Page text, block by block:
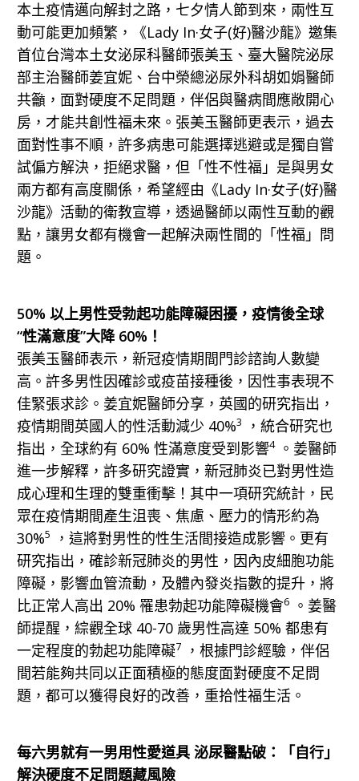
本土疫情邁向解封之路，七夕情人節到來，兩性互
動可能更加頻繁，《Lady In·女子(好)醫沙龍》邀集
首位台灣本土女泌尿科醫師張美玉、臺大醫院泌尿
部主治醫師姜宜妮、台中榮總泌尿外科胡如娟醫師
共籲，面對硬度不足問題，伴侶與醫病間應敞開心
房，才能共創性福未來。張美玉醫師更表示，過去
面對性事不順，許多病患可能選擇逃避或是獨自嘗
試偏方解決，拒絕求醫，但「性不性福」是與男女
兩方都有高度關係，希望經由《Lady In·女子(好)醫
沙龍》活動的衛教宣導，透過醫師以兩性互動的觀
點，讓男女都有機會一起解決兩性間的「性福」問
題。
50% 以上男性受勃起功能障礙困擾，疫情後全球
“性滿意度”大降 60%！
張美玉醫師表示，新冠疫情期間門診諮詢人數變
高。許多男性因確診或疫苗接種後，因性事表現不
佳緊張求診。姜宜妮醫師分享，英國的研究指出，
疫情期間英國人的性活動減少 40%3
，統合研究也
指出，全球約有 60% 性滿意度受到影響4。姜醫師
進一步解釋，許多研究證實，新冠肺炎已對男性造
成心理和生理的雙重衝擊！其中一項研究統計，民
眾在疫情期間產生沮喪、焦慮、壓力的情形約為
30%5
，這將對男性的性生活間接造成影響。更有
研究指出，確診新冠肺炎的男性，因內皮細胞功能
障礙，影響血管流動，及體內發炎指數的提升，將
比正常人高出 20% 罹患勃起功能障礙機會6
。姜醫
師提醒，綜觀全球 40-70 歲男性高達 50% 都患有
一定程度的勃起功能障礙7
，根據門診經驗，伴侶
間若能夠共同以正面積極的態度面對硬度不足問
題，都可以獲得良好的改善，重拾性福生活。
每六男就有一男用性愛道具 泌尿醫點破：「自行」
解決硬度不足問題藏風險